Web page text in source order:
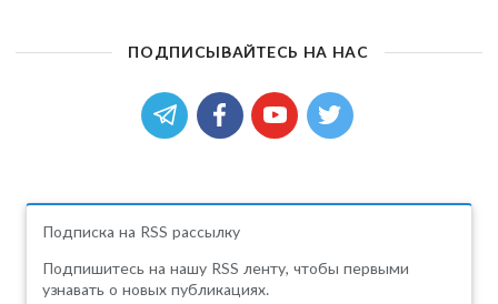
ПОДПИСЫВАЙТЕСЬ НА НАС
Подписка на RSS рассылку
Подпишитесь на нашу RSS ленту, чтобы первыми
узнавать о новых публикациях.